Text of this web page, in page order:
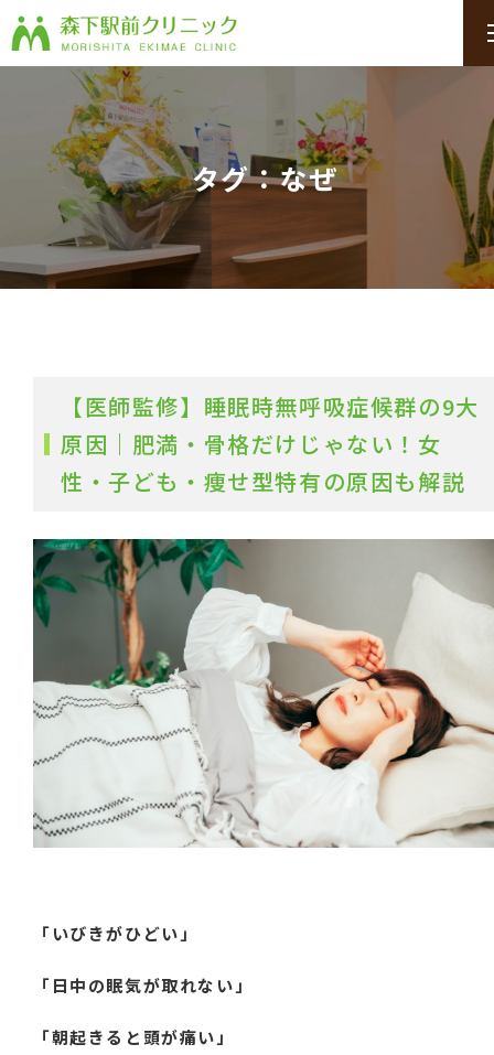
タグ：なぜ
【医師監修】睡眠時無呼吸症候群の9大
原因｜肥満・骨格だけじゃない！女
性・子ども・痩せ型特有の原因も解説
「いびきがひどい」
「日中の眠気が取れない」
「朝起きると頭が痛い」